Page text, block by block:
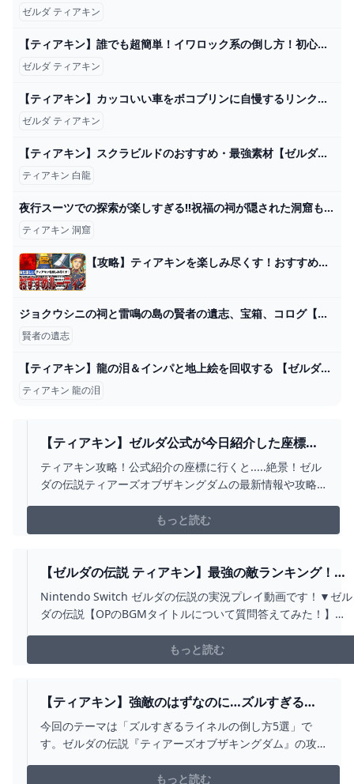
ゼルダ ティアキン
【ティアキン】誰でも超簡単！イワロック系の倒し方！初心者必見！【ゼルダの伝説】 - YouTube
ゼルダ ティアキン
【ティアキン】カッコいい車をボコブリンに自慢するリンク【ゼルダの伝説 ティアーズ オブ ザ キングダム】 - YouTube
ゼルダ ティアキン
【ティアキン】スクラビルドのおすすめ・最強素材【ゼルダの伝説ティアーズオブザキングダム】 - ゲームウィズ
ティアキン 白龍
夜行スーツでの探索が楽しすぎる!!祝福の祠が隠された洞窟も続々発見!!ティアキン最速実況Part111【ゼルダの伝説 ティアーズ オブ ザ キングダム】 - YouTube
ティアキン 洞窟
【攻略】ティアキンを楽しみ尽くす！おすすめルーティン【ゼルダの伝説ティアーズオブザキングダム】【ゆっくり解説】 - YouTube
ジョクウシニの祠と雷鳴の島の賢者の遺志、宝箱、コログ【ゼルダの伝説ティアーズオブザキングダム】 - YouTube
賢者の遺志
【ティアキン】龍の泪＆インパと地上絵を回収する 【ゼルダの伝説ティアーズオブザキングダム】 - YouTube
ティアキン 龍の泪
【ティアキン】ゼルダ公式が今日紹介した座標に
行った結果.....【ティアーズオブザキングダム】 -
YOUTUBE
ティアキン攻略！公式紹介の座標に行くと.....絶景！ゼル
ダの伝説ティアーズオブザキングダムの最新情報や攻略
◆・最新版!!地底の全てが丸わかり15選！
https://youtu.be/OkfTczWAsAg・マスターソード以外の
もっと読む
【ゼルダの伝説 ティアキン】最強の敵ランキング！！
【ティアーズオブザキングダム】PART23 - YOUTUBE
Nintendo Switch ゼルダの伝説の実況プレイ動画です！▼ゼル
ダの伝説【OPのBGMタイトルについて質問答えてみた！】の
http://www.youtube.com/channel/UCO97sHrKMHvQSUbC...
もっと読む
【ティアキン】強敵のはずなのに…ズルすぎるラ
イネルの倒し方5選【ゼルダの伝説ティアーズオブ
ザキングダム/ティアキン】 - YOUTUBE
今回のテーマは「ズルすぎるライネルの倒し方5選」で
す。ゼルダの伝説『ティアーズオブザキングダム』の攻
-00:00 OP00:12 ライネルの基本情報02:55 王道！対ライ
もっと読む